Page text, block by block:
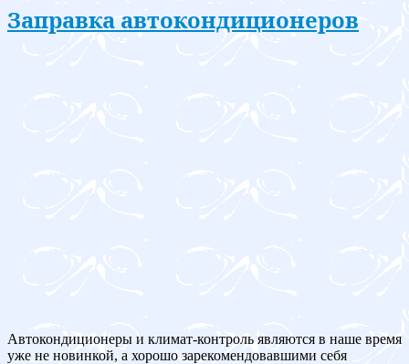
Заправка автокондиционеров
Автокондиционеры и климат-контроль являются в наше время
уже не новинкой, а хорошо зарекомендовавшими себя